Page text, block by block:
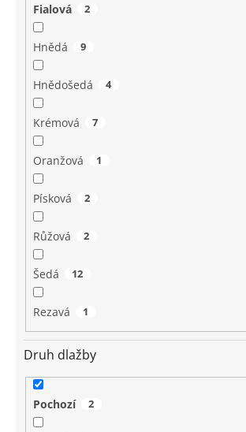
Fialová 2
Hnědá 9
Hnědošedá 4
Krémová 7
Oranžová 1
Písková 2
Růžová 2
Šedá 12
Rezavá 1
Druh dlažby
Pochozí 2